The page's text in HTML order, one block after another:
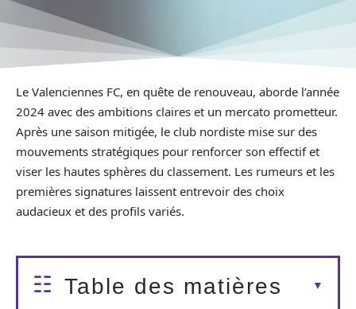
Le Valenciennes FC, en quête de renouveau, aborde l’année
2024 avec des ambitions claires et un mercato prometteur.
Après une saison mitigée, le club nordiste mise sur des
mouvements stratégiques pour renforcer son effectif et
viser les hautes sphères du classement. Les rumeurs et les
premières signatures laissent entrevoir des choix
audacieux et des profils variés.
Table des matières